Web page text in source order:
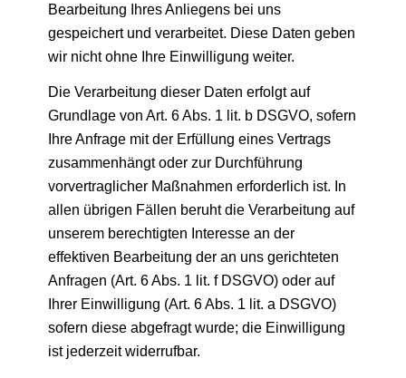
Bearbeitung Ihres Anliegens bei uns
gespeichert und verarbeitet. Diese Daten geben
wir nicht ohne Ihre Einwilligung weiter.
Die Verarbeitung dieser Daten erfolgt auf
Grundlage von Art. 6 Abs. 1 lit. b DSGVO, sofern
Ihre Anfrage mit der Erfüllung eines Vertrags
zusammenhängt oder zur Durchführung
vorvertraglicher Maßnahmen erforderlich ist. In
allen übrigen Fällen beruht die Verarbeitung auf
unserem berechtigten Interesse an der
effektiven Bearbeitung der an uns gerichteten
Anfragen (Art. 6 Abs. 1 lit. f DSGVO) oder auf
Ihrer Einwilligung (Art. 6 Abs. 1 lit. a DSGVO)
sofern diese abgefragt wurde; die Einwilligung
ist jederzeit widerrufbar.